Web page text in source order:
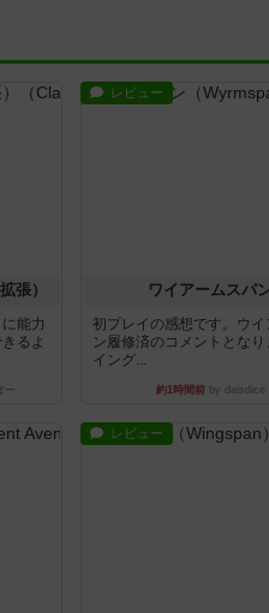
張）
能力
るよ
ー
レビュー
ワイアームスパ
初プレイの感想です。ウ
ン履修済のコメントとなり
イング...
約1時間前by daisdice
レビュー